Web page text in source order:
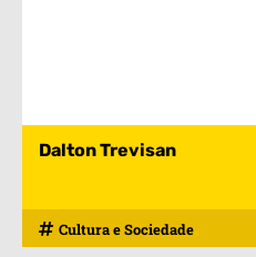
Dalton Trevisan
Cultura e Sociedade